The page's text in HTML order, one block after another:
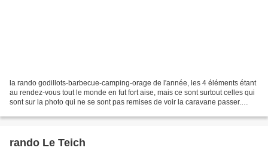
la rando godillots-barbecue-camping-orage de l'année, les 4 éléments étant
au rendez-vous tout le monde en fut fort aise, mais ce sont surtout celles qui
sont sur la photo qui ne se sont pas remises de voir la caravane passer.
rando Le Teich